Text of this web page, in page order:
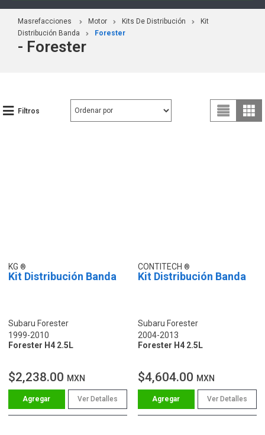
Masrefacciones Motor Kits De Distribución
Kit
Distribución Banda
Forester
- Forester
Filtros
KG
Kit Distribución Banda
Subaru Forester
1999-2010
Forester H4 2.5L
$2,238.00 MXN
Ver Detalles
CONTITECH
Kit Distribución Banda
Subaru Forester
2004-2013
Forester H4 2.5L
$4,604.00 MXN
Ver Detalles